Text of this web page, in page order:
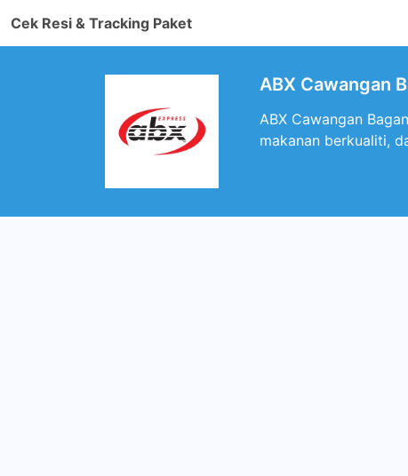
Cek Resi & Tracking Paket
ABX Cawangan
ABX Cawangan
makanan berkualiti,